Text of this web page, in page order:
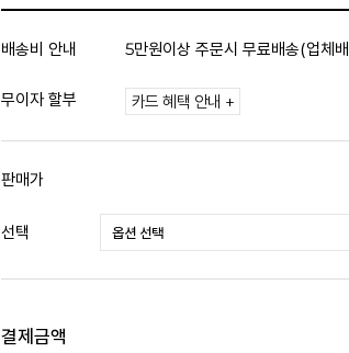
배송비 안내 5만원이상 주문시 무료배송(업체
무이자 할부 카드 혜택 안내 +
판매가
선택
결제금액